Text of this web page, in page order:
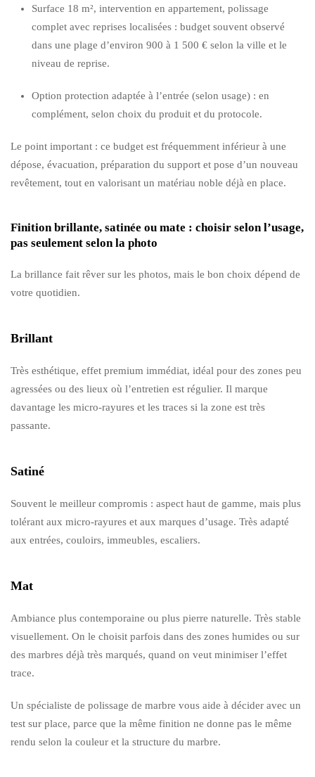
Surface 18 m², intervention en appartement, polissage
complet avec reprises localisées : budget souvent observé
dans une plage d’environ 900 à 1 500 € selon la ville et le
niveau de reprise.
Option protection adaptée à l’entrée (selon usage) : en
complément, selon choix du produit et du protocole.
Le point important : ce budget est fréquemment inférieur à une
dépose, évacuation, préparation du support et pose d’un nouveau
revêtement, tout en valorisant un matériau noble déjà en place.
Finition brillante, satinée ou mate : choisir selon l’usage,
pas seulement selon la photo
La brillance fait rêver sur les photos, mais le bon choix dépend de
votre quotidien.
Brillant
Très esthétique, effet premium immédiat, idéal pour des zones peu
agressées ou des lieux où l’entretien est régulier. Il marque
davantage les micro-rayures et les traces si la zone est très
passante.
Satiné
Souvent le meilleur compromis : aspect haut de gamme, mais plus
tolérant aux micro-rayures et aux marques d’usage. Très adapté
aux entrées, couloirs, immeubles, escaliers.
Mat
Ambiance plus contemporaine ou plus pierre naturelle. Très stable
visuellement. On le choisit parfois dans des zones humides ou sur
des marbres déjà très marqués, quand on veut minimiser l’effet
trace.
Un spécialiste de polissage de marbre vous aide à décider avec un
test sur place, parce que la même finition ne donne pas le même
rendu selon la couleur et la structure du marbre.